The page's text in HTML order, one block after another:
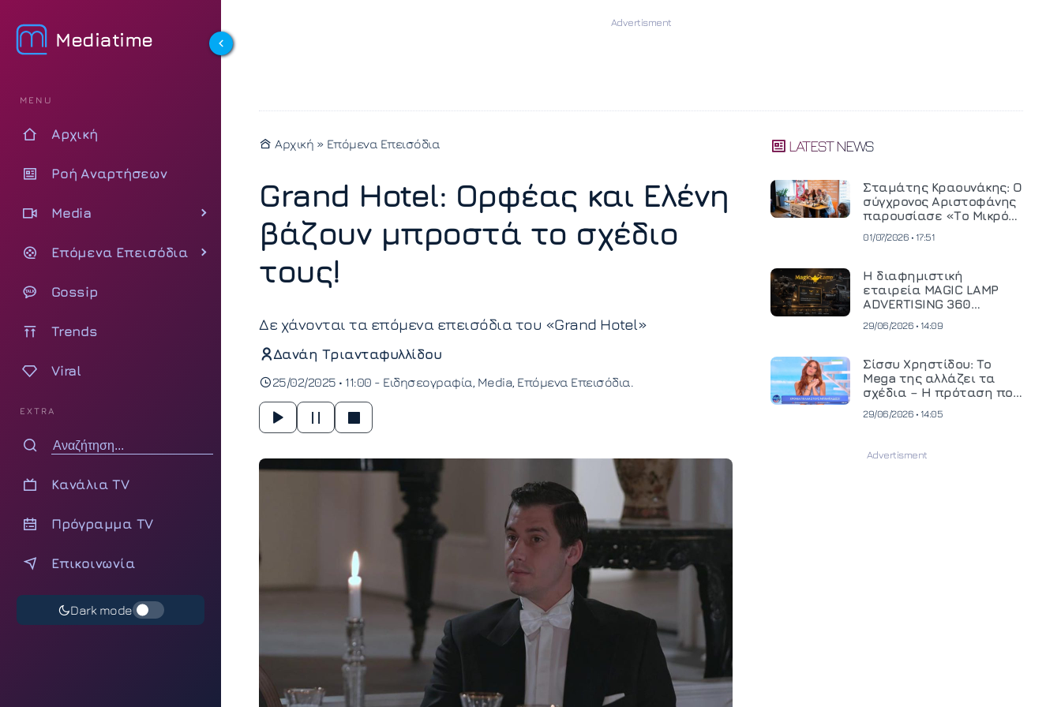
Mediatime
MENU
Αρχική
Ροή Αναρτήσεων
Media
Επόμενα Επεισόδια
Gossip
Trends
Viral
EXTRA
Κανάλια TV
Πρόγραμμα TV
Επικοινωνία
Dark mode
Αρχική » Επόμενα Επεισόδια
Grand Hotel: Ορφέας και Ελένη
βάζουν μπροστά το σχέδιο
τους!
Δε χάνονται τα επόμενα επεισόδια του «Grand Hotel»
Δανάη Τριανταφυλλίδου
25/02/2025 • 11:00 - Ειδησεογραφία Media Επόμενα Επεισόδια
LATEST NEWS
Σταμάτης Κραουνάκης: Ο
σύγχρονος Αριστοφάνης
παρουσίασε «Το Μικρό
01/07/2026 • 17:51
Η διαφημιστική
εταιρεία MAGIC LAMP
ADVERTISING 360
κινηματογραφική
και ανεβάζει τον πήχη
στην παραγωγή
οπτικοακουστικού
περιεχομένου
29/06/2026 • 14:09
Σίσσυ Χρηστίδου: Το
Mega της αλλάζει τα
σχέδια – Η πρόταση που
29/06/2026 • 14:05